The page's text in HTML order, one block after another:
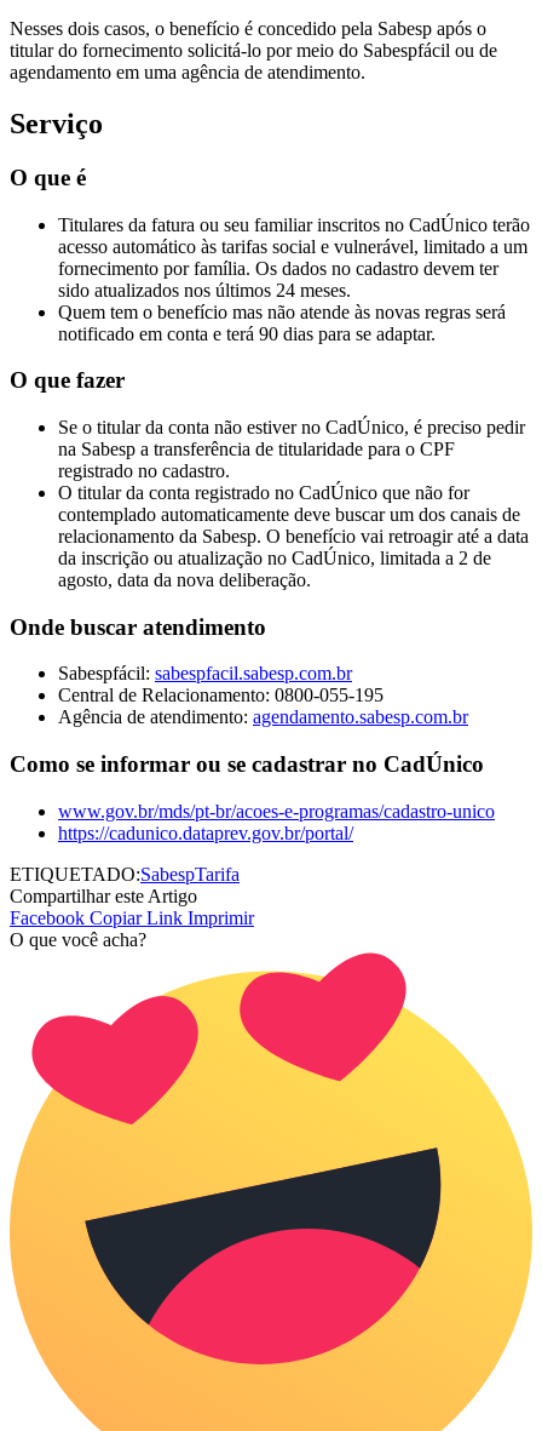
Nesses dois casos, o benefício é concedido pela Sabesp após o
titular do fornecimento solicitá-lo por meio do Sabespfácil ou de
agendamento em uma agência de atendimento.
Serviço
O que é
Titulares da fatura ou seu familiar inscritos no CadÚnico terão
acesso automático às tarifas social e vulnerável, limitado a um
fornecimento por família. Os dados no cadastro devem ter
sido atualizados nos últimos 24 meses.
Quem tem o benefício mas não atende às novas regras será
notificado em conta e terá 90 dias para se adaptar.
O que fazer
Se o titular da conta não estiver no CadÚnico, é preciso pedir
na Sabesp a transferência de titularidade para o CPF
registrado no cadastro.
O titular da conta registrado no CadÚnico que não for
contemplado automaticamente deve buscar um dos canais de
relacionamento da Sabesp. O benefício vai retroagir até a data
da inscrição ou atualização no CadÚnico, limitada a 2 de
agosto, data da nova deliberação.
Onde buscar atendimento
Sabespfácil: sabespfacil.sabesp.com.br
Central de Relacionamento: 0800-055-195
Agência de atendimento: agendamento.sabesp.com.br
Como se informar ou se cadastrar no CadÚnico
www.gov.br/mds/pt-br/acoes-e-programas/cadastro-unico
https://cadunico.dataprev.gov.br/portal/
ETIQUETADO:SabespTarifa
Compartilhar este Artigo
Facebook Copiar Link Imprimir
O que você acha?